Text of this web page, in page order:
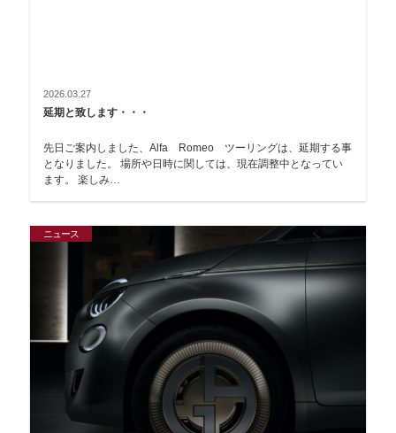
2026.03.27
延期と致します・・・
先日ご案内しました、Alfa Romeo ツーリングは、延期する事
となりました。 場所や日時に関しては、現在調整中となってい
ます。 楽しみ…
ニュース